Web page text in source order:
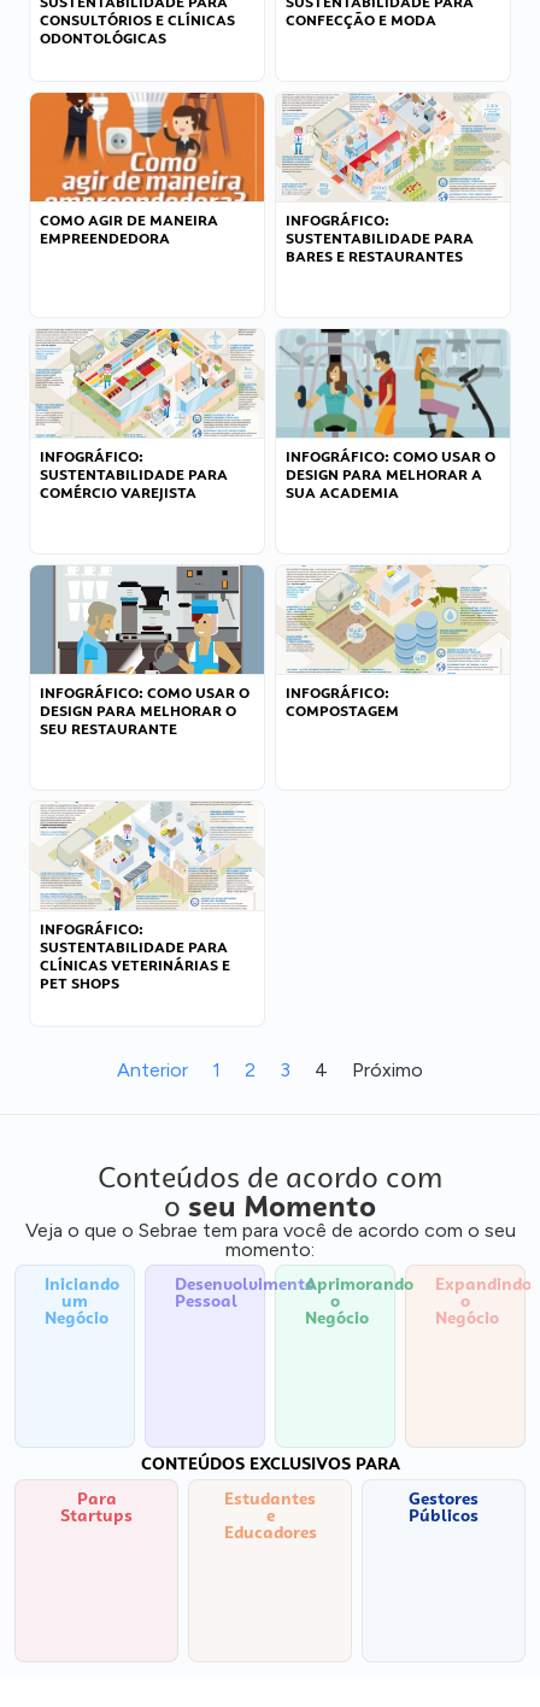
CONSULTÓRIOS E CLÍNICAS
ODONTOLÓGICAS
CONFECÇÃO E MODA
COMO AGIR DE MANEIRA
EMPREENDEDORA
INFOGRÁFICO:
SUSTENTABILIDADE PARA
BARES E RESTAURANTES
INFOGRÁFICO:
SUSTENTABILIDADE PARA
COMÉRCIO VAREJISTA
INFOGRÁFICO: COMO USAR O
DESIGN PARA MELHORAR A
SUA ACADEMIA
INFOGRÁFICO: COMO USAR O
DESIGN PARA MELHORAR O
SEU RESTAURANTE
INFOGRÁFICO:
COMPOSTAGEM
INFOGRÁFICO:
SUSTENTABILIDADE PARA
CLÍNICAS VETERINÁRIAS E
PET SHOPS
Anterior 1 2 3 4 Próximo
Conteúdos de acordo com
o seu Momento
Veja o que o Sebrae tem para você de acordo com o seu
momento:
Iniciando
um
Negócio
Desenvolvimento
Pessoal
Aprimorando
o
Negócio
Expandindo
o
Negócio
CONTEÚDOS EXCLUSIVOS PARA
Para
Startups
Estudantes
e
Educadores
Gestores
Públicos